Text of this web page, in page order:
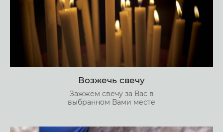
Возжечь свечу
Зажжем свечу за Вас в
выбранном Вами месте